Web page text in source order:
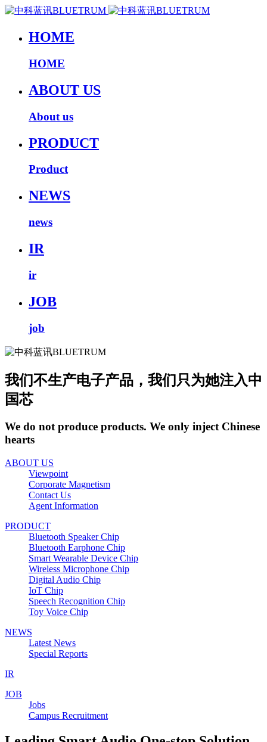
HOME
HOME
ABOUT US
About us
PRODUCT
Product
NEWS
news
IR
ir
JOB
job
我们不生产电子产品，我们只为她注入中
国芯
We do not produce products. We only inject Chinese
hearts
ABOUT US
Viewpoint
Corporate Magnetism
Contact Us
Agent Information
PRODUCT
Bluetooth Speaker Chip
Bluetooth Earphone Chip
Smart Wearable Device Chip
Wireless Microphone Chip
Digital Audio Chip
IoT Chip
Speech Recognition Chip
Toy Voice Chip
NEWS
Latest News
Special Reports
IR
JOB
Jobs
Campus Recruitment